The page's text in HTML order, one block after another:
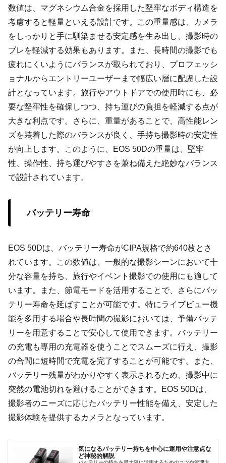
数値は、マグネシウム合金を採用した堅牢なボディ構造を
考慮すると軽量といえる設計です。この重量感は、カメラ
をしっかりと手に馴染ませる安定感を生み出し、撮影時の
ブレを軽減する効果もあります。また、長時間の撮影でも
疲れにくいようにバランスが取られており、プロフェッシ
ョナルからエントリーユーザーまで幅広い層に配慮した設
計となっています。旅行やアウトドアでの使用時にも、必
要な堅牢性を確保しつつ、持ち運びの負担を軽減する点が
大きな利点です。さらに、重量があることで、高性能レン
ズを装着した際のバランスが良く、手持ち撮影時の安定性
が向上します。このように、EOS 50Dの重量は、堅牢
性、操作性、持ち運びやすさを兼ね備えた絶妙なバランス
で設計されています。
バッテリー寿命
EOS 50Dは、バッテリー寿命がCIPA規格で約640枚とさ
れています。この数値は、一般的な撮影シーンにおいて十
分な容量を持ち、旅行やイベント撮影での使用にも適して
います。また、節電モードを活用することで、さらにバッ
テリー寿命を延ばすことが可能です。特にライブビュー機
能を多用する場合や長時間の撮影においては、予備バッテ
リーを用意することで安心して使用できます。バッテリー
の充電も専用の充電器を使うことでスムーズに行え、撮影
の合間に短時間で充電を完了することが可能です。また、
バッテリー残量がわかりやすく表示されるため、撮影中に
突然の電池切れを避けることができます。EOS 50Dは、
撮影者のニーズに応じたバッテリー性能を備え、安定した
撮影体験を提供するカメラとなっています。
気になるバッテリー持ちを中心に運用や注意点な
ど神秘的解説